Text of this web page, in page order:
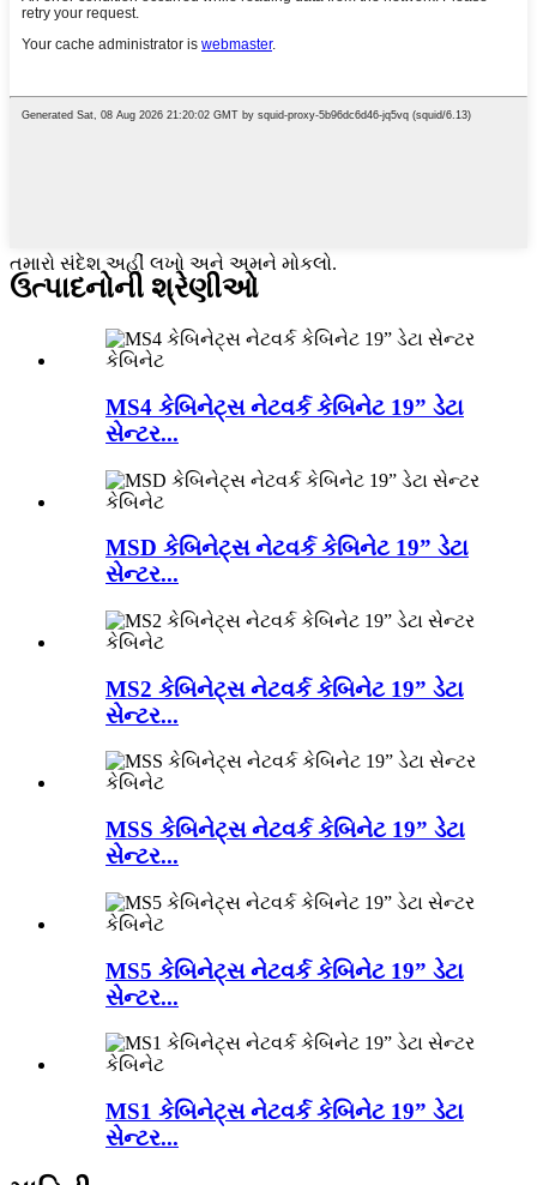
તમારો સંદેશ અહીં લખો અને અમને મોકલો.
ઉત્પાદનોની શ્રેણીઓ
MS4 કેબિનેટ્સ નેટવર્ક કેબિનેટ 19” ડેટા
સેન્ટર...
MSD કેબિનેટ્સ નેટવર્ક કેબિનેટ 19” ડેટા
સેન્ટર...
MS2 કેબિનેટ્સ નેટવર્ક કેબિનેટ 19” ડેટા
સેન્ટર...
MSS કેબિનેટ્સ નેટવર્ક કેબિનેટ 19” ડેટા
સેન્ટર...
MS5 કેબિનેટ્સ નેટવર્ક કેબિનેટ 19” ડેટા
સેન્ટર...
MS1 કેબિનેટ્સ નેટવર્ક કેબિનેટ 19” ડેટા
સેન્ટર...